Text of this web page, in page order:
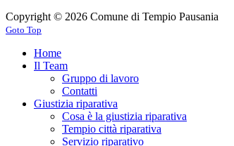
Copyright © 2026 Comune di Tempio Pausania
Goto Top
Home
Il Team
Gruppo di lavoro
Contatti
Giustizia riparativa
Cosa è la giustizia riparativa
Tempio città riparativa
Servizio riparativo